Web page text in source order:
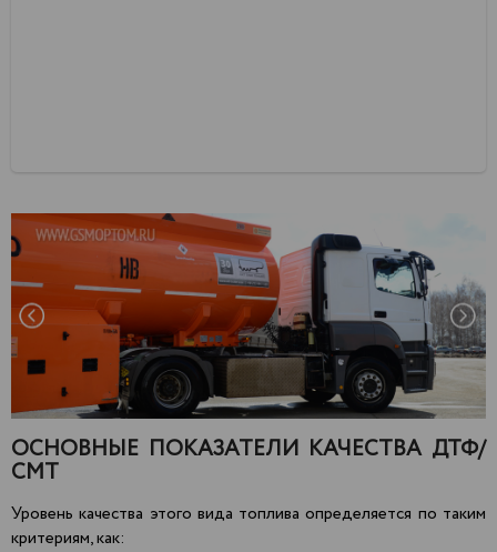
ОСНОВНЫЕ ПОКАЗАТЕЛИ КАЧЕСТВА ДТФ/
СМТ
Уровень качества этого вида топлива определяется по таким
критериям, как: